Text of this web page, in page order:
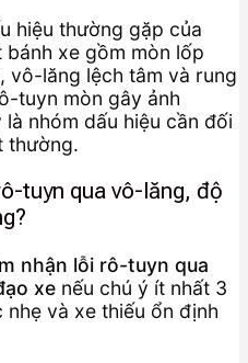
hiệu thường gặp của
xe gồm mòn lốp
vô-lăng lệch tâm và rung
tuyn mòn gây ảnh
nhóm dấu hiệu cần đối
thường.
tuyn qua vô-lăng, độ
nhận lỗi rô-tuyn qua
xe nếu chú ý ít nhất 3
nhẹ và xe thiếu ổn định